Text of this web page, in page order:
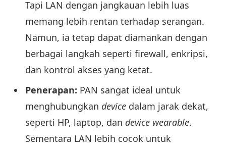
Tapi LAN dengan jangkauan lebih luas
memang lebih rentan terhadap serangan.
Namun, ia tetap dapat diamankan dengan
berbagai langkah seperti firewall, enkripsi,
dan kontrol akses yang ketat.
Penerapan: PAN sangat ideal untuk
menghubungkan device dalam jarak dekat,
seperti HP, laptop, dan device wearable.
Sementara LAN lebih cocok untuk